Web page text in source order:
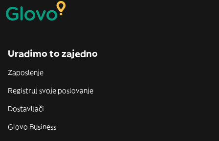
Uradimo to zajedno
Zaposlenje
Registruj svoje poslovanje
Dostavljači
Glovo Business